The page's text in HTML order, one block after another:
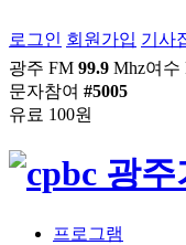
로그인 회원가입 기사
광주 FM 99.9 Mhz여수
문자참여 #5005
유료 100원
프로그램